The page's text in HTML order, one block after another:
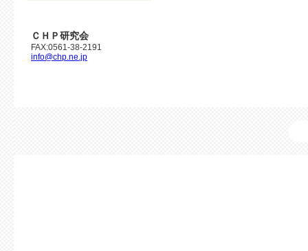
ＣＨＰ研究会
FAX:0561-38-2191
info@chp.ne.jp